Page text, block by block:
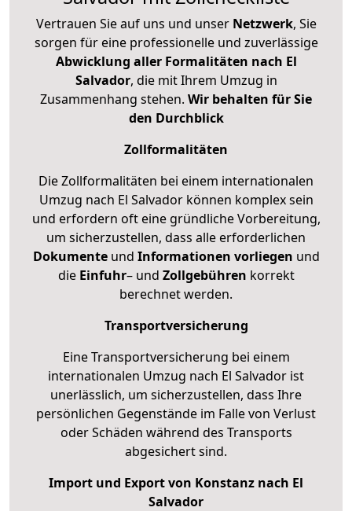
Vertrauen Sie auf uns und unser Netzwerk, Sie
sorgen für eine professionelle und zuverlässige
Abwicklung aller Formalitäten nach El
Salvador, die mit Ihrem Umzug in
Zusammenhang stehen. Wir behalten für Sie
den Durchblick
Zollformalitäten
Die Zollformalitäten bei einem internationalen
Umzug nach El Salvador können komplex sein
und erfordern oft eine gründliche Vorbereitung,
um sicherzustellen, dass alle erforderlichen
Dokumenteund Informationen vorliegen und
die Einfuhr– und Zollgebühren korrekt
berechnet werden.
Transportversicherung
Eine Transportversicherung bei einem
internationalen Umzug nach El Salvador ist
unerlässlich, um sicherzustellen, dass Ihre
persönlichen Gegenstände im Falle von Verlust
oder Schäden während des Transports
abgesichert sind.
Import und Export von Konstanz nach El
Salvador